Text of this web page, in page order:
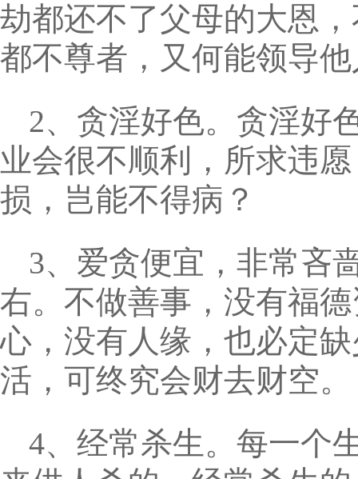
劫都还不了父母的大恩
都不尊者，又何能领导
2、贪淫好色。贪淫好
业会很不顺利，所求违
损，岂能不得病？
3、爱贪便宜，非常吝
右。不做善事，没有福
心，没有人缘，也必定
活，可终究会财去财空。
4、经常杀生。每一个